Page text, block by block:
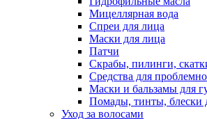
Мицеллярная вода
Спреи для лица
Маски для лица
Патчи
Скрабы, пилинги,
Средства для
Маски и бальзамы для
Помады, тинты, блески
Уход за волосами